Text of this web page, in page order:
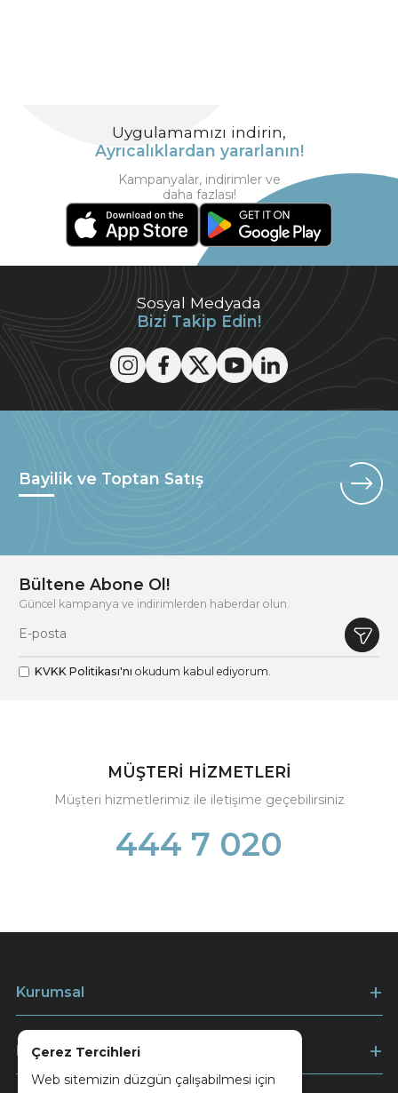
Çerez Tercihleri
Web sitemizin düzgün çalışabilmesi için
Sosyal Medyada
Bizi Takip Edin!
Uygulamamızı indirin,
Ayrıcalıklardan yararlanın!
Kampanyalar, indirimler ve
daha fazlası!
Bayilik ve Toptan Satış
Bültene Abone Ol!
Güncel kampanya ve indirimlerden haberdar olun.
KVKK Politikası'nı okudum kabul ediyorum.
MÜŞTERİ HİZMETLERİ
Müşteri hizmetlerimiz ile iletişime geçebilirsiniz
444 7 020
Kurumsal
Müşteri Hizmetleri